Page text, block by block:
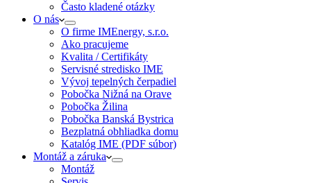
Často kladené otázky
O nás
O firme IMEnergy, s.r.o.
Ako pracujeme
Kvalita / Certifikáty
Servisné stredisko IME
Vývoj tepelných čerpadiel
Pobočka Nižná na Orave
Pobočka Žilina
Pobočka Banská Bystrica
Bezplatná obhliadka domu
Katalóg IME (PDF súbor)
Montáž a záruka
Montáž